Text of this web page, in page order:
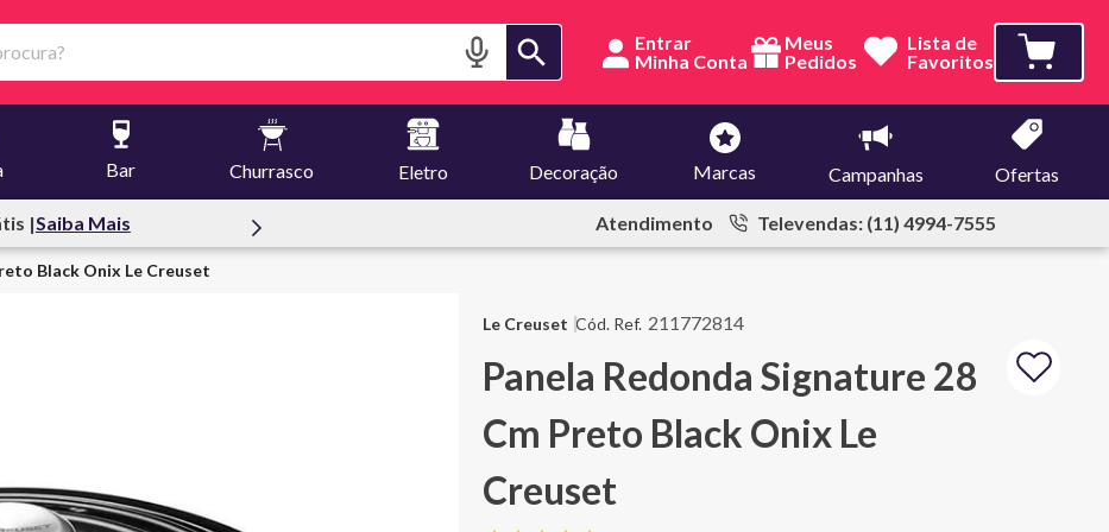
Entrar
Meus
Pedidos
Lista de
Favoritos
Bar Churrasco Eletro Decoração Marcas Campanhas Ofertas
| Cupom: primeiracompra Atendimento Televendas: (11) 4994-7555
Black Onix Le Creuset
211772814
Le Creuset
Panela Redonda Signature 28
Cm Preto Black Onix Le
Creuset